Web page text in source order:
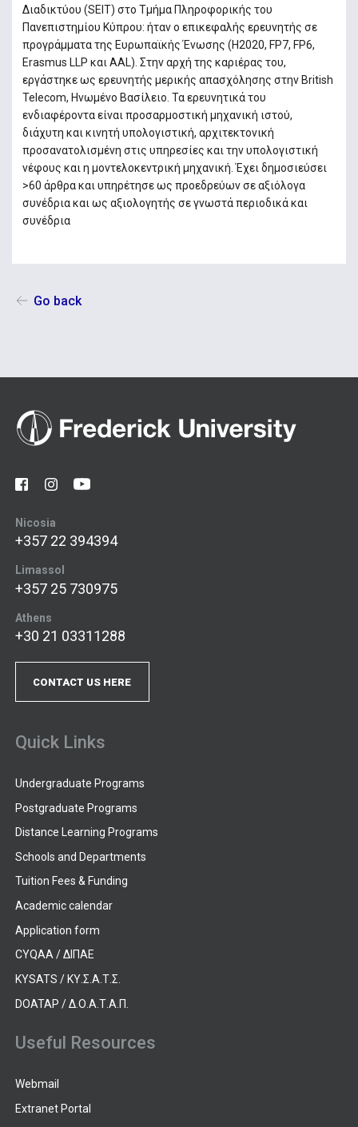
Διαδικτύου (SEIT) στο Τμήμα Πληροφορικής του
Πανεπιστημίου Κύπρου: ήταν ο επικεφαλής ερευνητής σε
προγράμματα της Ευρωπαϊκής Ένωσης (H2020, FP7, FP6,
Erasmus LLP και AAL). Στην αρχή της καριέρας του,
εργάστηκε ως ερευνητής μερικής απασχόλησης στην British
Telecom, Ηνωμένο Βασίλειο. Τα ερευνητικά του
ενδιαφέροντα είναι προσαρμοστική μηχανική ιστού,
διάχυτη και κινητή υπολογιστική, αρχιτεκτονική
προσανατολισμένη στις υπηρεσίες και την υπολογιστική
νέφους και η μοντελοκεντρική μηχανική. Έχει δημοσιεύσει
>60 άρθρα και υπηρέτησε ως προεδρεύων σε αξιόλογα
συνέδρια και ως αξιολογητής σε γνωστά περιοδικά και
συνέδρια
Go back
Nicosia
+357 22 394394
Limassol
+357 25 730975
Athens
+30 21 03311288
CONTACT US HERE
Quick Links
Undergraduate Programs
Postgraduate Programs
Distance Learning Programs
Schools and Departments
Tuition Fees & Funding
Academic calendar
Application form
CYQAA / ΔΙΠΑΕ
KYSATS / ΚΥ.Σ.Α.Τ.Σ.
DOATAP / Δ.Ο.Α.Τ.Α.Π.
Useful Resources
Webmail
Extranet Portal